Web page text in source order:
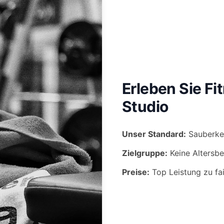
Erleben Sie
Studio
Unser Standard:
Zielgruppe: Keine
Preise: Top Leistung zu